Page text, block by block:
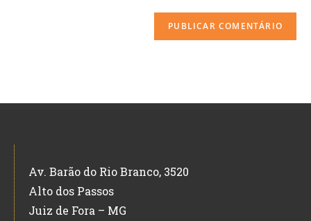
Av. Barão do Rio Branco, 3520
Alto dos Passos
Juiz de Fora – MG